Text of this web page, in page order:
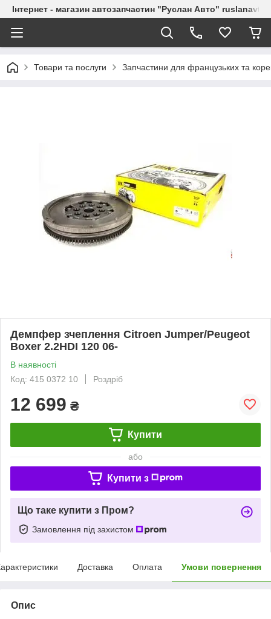
Інтернет - магазин автозапчастин "Руслан Авто"
Товари та послуги Запчастини для французьких та
Демпфер зчеплення Citroen Jumper/Peugeot
Boxer 2.2HDI 120 06-
В наявності
Код: 415 0372 10
Роздріб
12 699 ₴
Купити
або
Купити з
Що таке купити з Пром?
Замовлення під захистом
Доставка Оплата Умови повернення
Опис